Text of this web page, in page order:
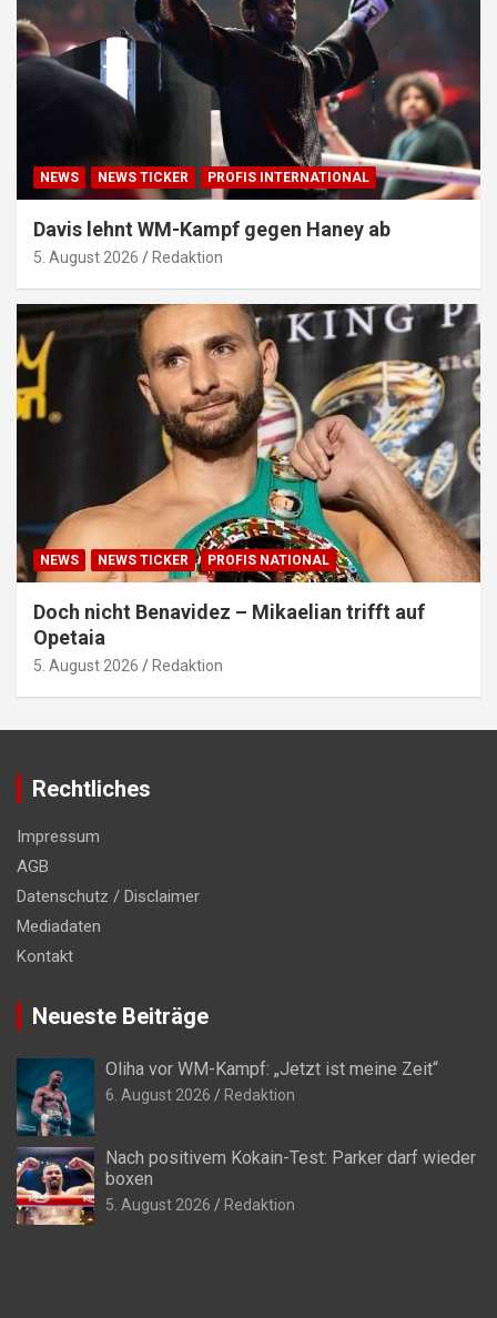
NEWS NEWS TICKER PROFIS INTERNATIONAL
Davis lehnt WM-Kampf gegen Haney ab
5. August 2026 Redaktion
NEWS NEWS TICKER PROFIS NATIONAL
Doch nicht Benavidez – Mikaelian trifft auf
Opetaia
5. August 2026 Redaktion
Rechtliches
Impressum
AGB
Datenschutz / Disclaimer
Mediadaten
Kontakt
Neueste Beiträge
Oliha vor WM-Kampf: „Jetzt ist meine Zeit“
6. August 2026 Redaktion
Nach positivem Kokain-Test: Parker darf wieder
boxen
5. August 2026 Redaktion